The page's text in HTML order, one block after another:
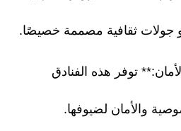
جولات ثقافية مصممة خصيصًا.
توفر هذه الفنادق
والأمان لضيوفها.